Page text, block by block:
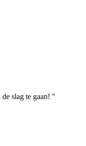
slag te gaan! "